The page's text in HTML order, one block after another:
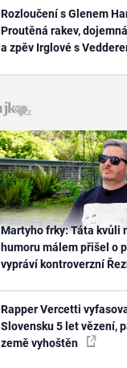
Rozloučení s Glenem
Proutěná rakev,
a zpěv Irglové s
Martyho frky: Táta kvůli
humoru málem přišel o
vypráví kontroverzní
Rapper Vercetti
Slovensku 5 let vězení,
země vyhoštěn